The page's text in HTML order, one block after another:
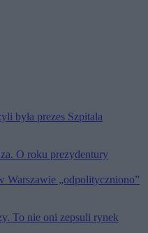
była prezes Szpitala
O roku prezydentury
Warszawie „odpolityczniono”
To nie oni zepsuli rynek